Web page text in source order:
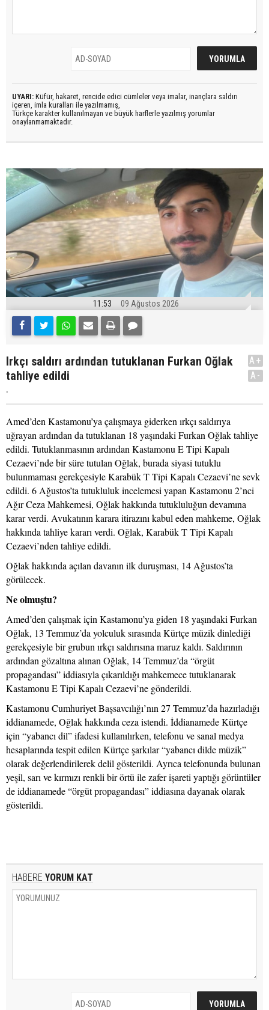
UYARI: Küfür, hakaret, rencide edici cümleler veya imalar, inançlara saldırı
içeren, imla kuralları ile yazılmamış,
Türkçe karakter kullanılmayan ve büyük harflerle yazılmış yorumlar
onaylanmamaktadır.
11:53 09 Ağustos 2026
Irkçı saldırı ardından tutuklanan Furkan Oğlak
tahliye edildi
.
A+
A-
Amed’den Kastamonu’ya çalışmaya giderken ırkçı saldırıya
uğrayan ardından da tutuklanan 18 yaşındaki Furkan Oğlak tahliye
edildi. Tutuklanmasının ardından Kastamonu E Tipi Kapalı
Cezaevi’nde bir süre tutulan Oğlak, burada siyasi tutuklu
bulunmaması gerekçesiyle Karabük T Tipi Kapalı Cezaevi’ne sevk
edildi. 6 Ağustos’ta tutukluluk incelemesi yapan Kastamonu 2’nci
Ağır Ceza Mahkemesi, Oğlak hakkında tutukluluğun devamına
karar verdi. Avukatının karara itirazını kabul eden mahkeme, Oğlak
hakkında tahliye kararı verdi. Oğlak, Karabük T Tipi Kapalı
Cezaevi’nden tahliye edildi.
Oğlak hakkında açılan davanın ilk duruşması, 14 Ağustos’ta
görülecek.
Ne olmuştu?
Amed’den çalışmak için Kastamonu’ya giden 18 yaşındaki Furkan
Oğlak, 13 Temmuz’da yolculuk sırasında Kürtçe müzik dinlediği
gerekçesiyle bir grubun ırkçı saldırısına maruz kaldı. Saldırının
ardından gözaltına alınan Oğlak, 14 Temmuz’da “örgüt
propagandası” iddiasıyla çıkarıldığı mahkemece tutuklanarak
Kastamonu E Tipi Kapalı Cezaevi’ne gönderildi.
Kastamonu Cumhuriyet Başsavcılığı’nın 27 Temmuz’da hazırladığı
iddianamede, Oğlak hakkında ceza istendi. İddianamede Kürtçe
için “yabancı dil” ifadesi kullanılırken, telefonu ve sanal medya
hesaplarında tespit edilen Kürtçe şarkılar “yabancı dilde müzik”
olarak değerlendirilerek delil gösterildi. Ayrıca telefonunda bulunan
yeşil, sarı ve kırmızı renkli bir örtü ile zafer işareti yaptığı görüntüler
de iddianamede “örgüt propagandası” iddiasına dayanak olarak
gösterildi.
HABERE YORUM KAT